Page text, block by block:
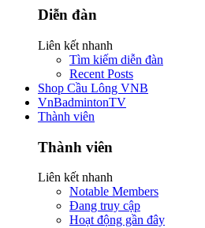
Diễn đàn
Liên kết nhanh
Tìm kiếm diễn đàn
Recent Posts
Shop Cầu Lông VNB
VnBadmintonTV
Thành viên
Thành viên
Liên kết nhanh
Notable Members
Đang truy cập
Hoạt động gần đây